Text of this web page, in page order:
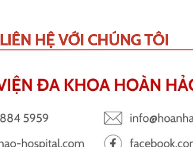
LIÊN HỆ VỚI CHÚNG TÔI